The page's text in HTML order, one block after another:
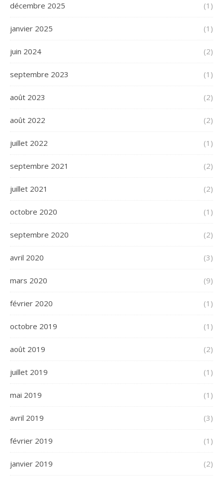
décembre 2025 (1)
janvier 2025 (1)
juin 2024 (2)
septembre 2023 (1)
août 2023 (2)
août 2022 (2)
juillet 2022 (1)
septembre 2021 (2)
juillet 2021 (2)
octobre 2020 (1)
septembre 2020 (2)
avril 2020 (3)
mars 2020 (9)
février 2020 (1)
octobre 2019 (1)
août 2019 (2)
juillet 2019 (1)
mai 2019 (1)
avril 2019 (3)
février 2019 (1)
janvier 2019 (2)